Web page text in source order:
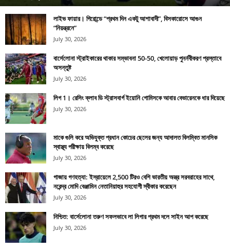
লাইভ ফায়ার। গিরোন্ডে “প্রথম দিন একটু আশাবাদী”, বিসকারোসে আগুন
“নিয়ন্ত্রনে”
July 30, 2026
বার্সেলোনা স্ট্রাইকারের থাকার সম্ভাবনা 50-50, খেলোয়াড় পুনর্নবীকরণ প্রস্তাবে
অসন্তুষ্ট
July 30, 2026
লিগ 1। রেসিং ক্লাব ডি স্ট্রাসবার্গ ইয়োনি গোমিসকে আবার বেভারেনকে ধার দিয়েছে
July 30, 2026
মাকে গুলি করে অভিযুক্ত প্রধান কোচের ছেলের জন্য আদালত বিলম্বিত মানসিক
স্বাস্থ্য পরীক্ষায় বিলম্ব করেছে
July 30, 2026
গাজায় গণহত্যা: ইস্রায়েলে 2,500 টিরও বেশি ভারতীয় অস্ত্র সরবরাহের সাথে,
নরেন্দ্র মোদি বেঞ্জামিন নেতানিয়াহুর সহযোগী স্বীকার করেছেন
July 30, 2026
নিশ্চিত: বার্সেলোনা তরুণ সফলভাবে লা লিগার প্রথম দলে সাইন আপ করেছে
July 30, 2026